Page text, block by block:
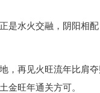
是水火交融，阴阳相
，再见火旺流年比肩
金旺年通关方可。